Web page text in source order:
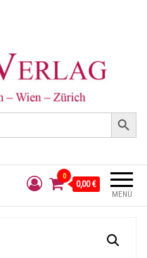
Search Button
MENÜ
0
0,00 €